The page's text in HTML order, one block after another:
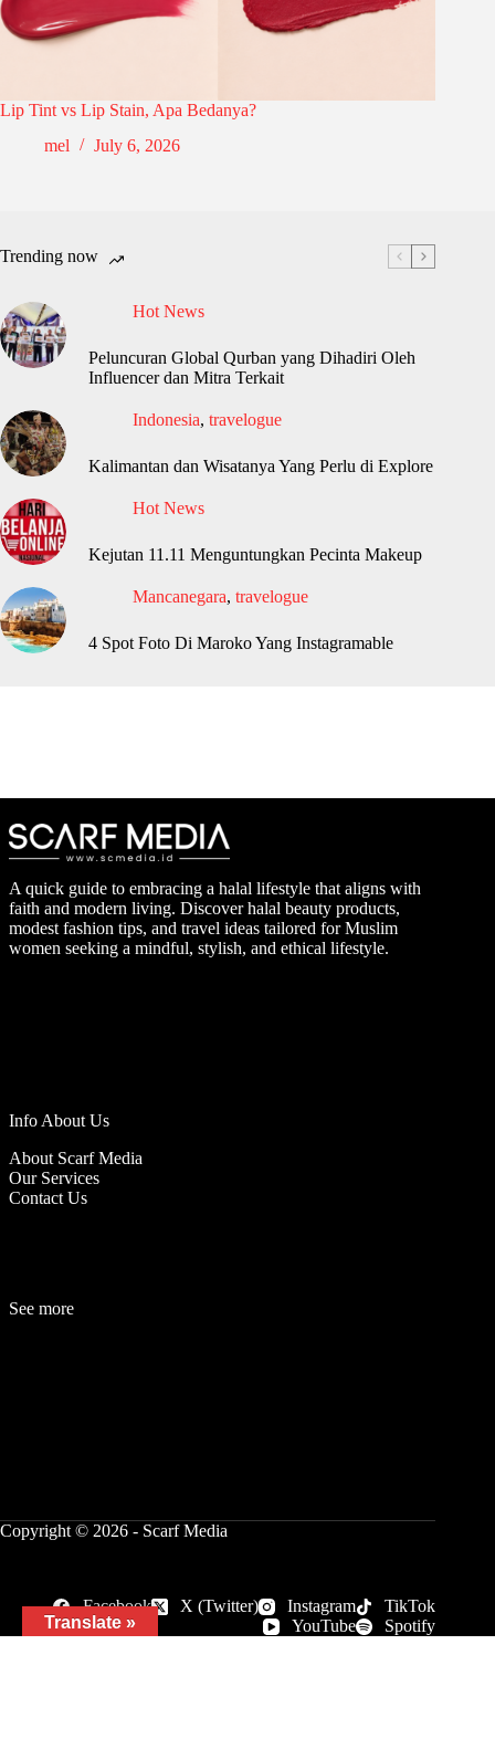
Lip Tint vs Lip Stain, Apa Bedanya?
mel
July 6, 2026
Trending now
Hot News
Peluncuran Global Qurban yang Dihadiri Oleh
Influencer dan Mitra Terkait
Indonesia, travelogue
Kalimantan dan Wisatanya Yang Perlu di Explore
Hot News
Kejutan 11.11 Menguntungkan Pecinta Makeup
Mancanegara, travelogue
4 Spot Foto Di Maroko Yang Instagramable
A quick guide to embracing a halal lifestyle that aligns with
faith and modern living. Discover halal beauty products,
modest fashion tips, and travel ideas tailored for Muslim
women seeking a mindful, stylish, and ethical lifestyle.
Info About Us
About Scarf Media
Our Services
Contact Us
See more
Copyright © 2026 - Scarf Media
Facebook X (Twitter) Instagram
TikTok
YouTube
Spotify
Translate »